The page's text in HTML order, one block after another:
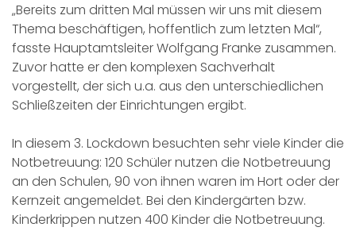
„Bereits zum dritten Mal müssen wir uns mit diesem
Thema beschäftigen, hoffentlich zum letzten Mal“,
fasste Hauptamtsleiter Wolfgang Franke zusammen.
Zuvor hatte er den komplexen Sachverhalt
vorgestellt, der sich u.a. aus den unterschiedlichen
Schließzeiten der Einrichtungen ergibt.
In diesem 3. Lockdown besuchten sehr viele Kinder die
Notbetreuung: 120 Schüler nutzen die Notbetreuung
an den Schulen, 90 von ihnen waren im Hort oder der
Kernzeit angemeldet. Bei den Kindergärten bzw.
Kinderkrippen nutzen 400 Kinder die Notbetreuung.